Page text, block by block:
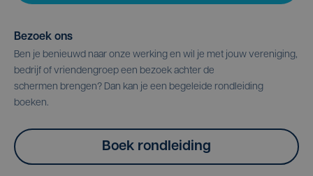
Bezoek ons
Ben je benieuwd naar onze werking en wil je met jouw vereniging,
bedrijf of vriendengroep een bezoek achter de
schermen brengen? Dan kan je een begeleide rondleiding
boeken.
Boek rondleiding